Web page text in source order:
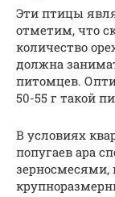
Эти птицы
отметим, что
количество
должна
питомцев.
50-55 г такой
В условиях
попугаев ара
зерносмесями,